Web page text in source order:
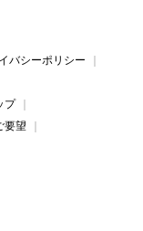
バシーポリシー
プ
要望